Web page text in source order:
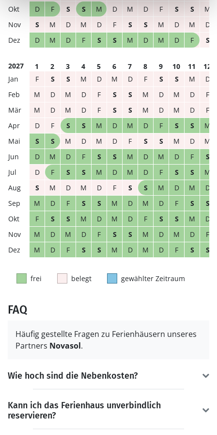
D
F S S M D M D F S S
M
S
M D M D F S S M D M
D
D
M D F S S M D M D F S
2027 1 2 3 4 5 6 7 8 9 10 11
12
F
S S M D M D F S S M
D
M
D M D F S S M D M D
F
M
D M D F S S M D M D
F
D
F S S M D M D F S S
M
S
S M D M D F S S M D
M
D
M D F S S M D M D F
S
D
F S S M D M D F S S
M
S
M D M D F S S M D M
D
M
D F S S M D M D F S
S
F
S S M D M D F S S M
D
M
D M D F S S M D M D
F
M
D F S S M D M D F S S
frei belegt gewählter Zeitraum
FAQ
Häufig gestellte Fragen zu Ferienhäusern unseres
Partners Novasol.
Wie hoch sind die Nebenkosten?
Kann ich das Ferienhaus unverbindlich
reservieren?